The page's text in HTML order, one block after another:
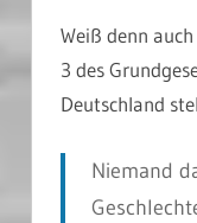
Weiß denn
3 des
Deutschland
Niemand